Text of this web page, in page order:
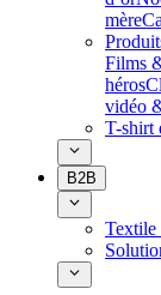
mère
Films
héros
vidéo
T-shirt
B2B
Textile